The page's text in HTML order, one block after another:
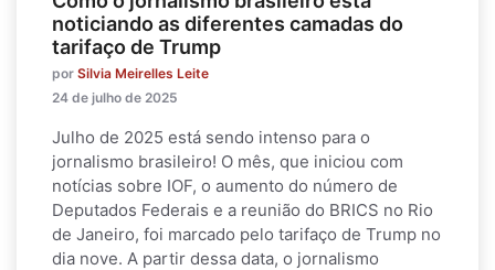
noticiando as diferentes camadas do
tarifaço de Trump
por Silvia Meirelles Leite
24 de julho de 2025
Julho de 2025 está sendo intenso para o
jornalismo brasileiro! O mês, que iniciou com
notícias sobre IOF, o aumento do número de
Deputados Federais e a reunião do BRICS no Rio
de Janeiro, foi marcado pelo tarifaço de Trump no
dia nove. A partir dessa data, o jornalismo